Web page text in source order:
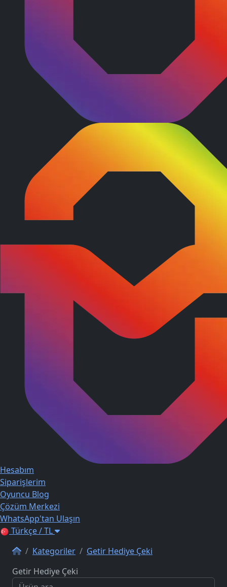
Hesabım
Siparişlerim
Oyuncu Blog
Çözüm Merkezi
WhatsApp'tan Ulaşın
Türkçe / TL
Kategoriler
Getir Hediye Çeki
Getir Hediye Çeki